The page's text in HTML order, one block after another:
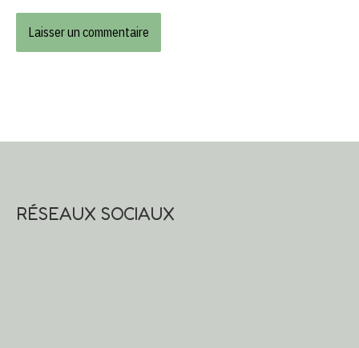
RÉSEAUX SOCIAUX